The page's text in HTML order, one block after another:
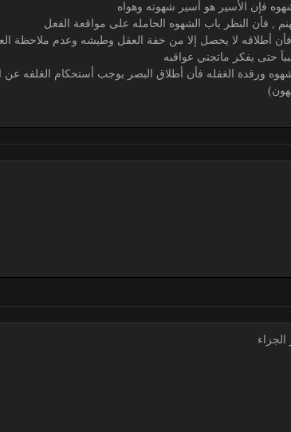
فإن الأسير هو أسير شهوته وهواه
, فأن النظر باب الشهوه الحامله على مواقعة الفعل
فأن أطلاقه لا يحصل إلا من خفة العقل وطيشه وعدم ملاحظة
حتى يفكر ماتجني عواقبه
ورقدة الغفله فأن أطلاق البصر يوجب أستحكام الغلفه عن